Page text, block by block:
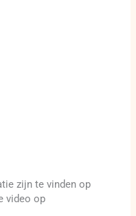
zijn te vinden op
video op